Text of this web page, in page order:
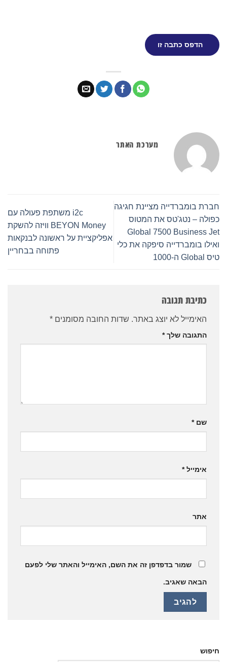
הדפס כתבה זו
מערכת האתר
חברת בומברדייה מציינת חגיגה
כפולה – נטג'טס את המטוס
Global 7500 Business Jet
ואילו בומברדייה סיפקה את כלי
טיס Global ה-1000
i2c משתפת פעולה עם
BEYON Money וויזה להשקת
אפליקציית על ראשונה לבנקאות
פתוחה בבחריין
כתיבת תגובה
האימייל לא יוצג באתר. שדות החובה מסומנים *
התגובה שלך*
שם*
אימייל*
אתר
שמור בדפדפן זה את השם, האימייל והאתר שלי לפעם
הבאה שאגיב.
חיפוש